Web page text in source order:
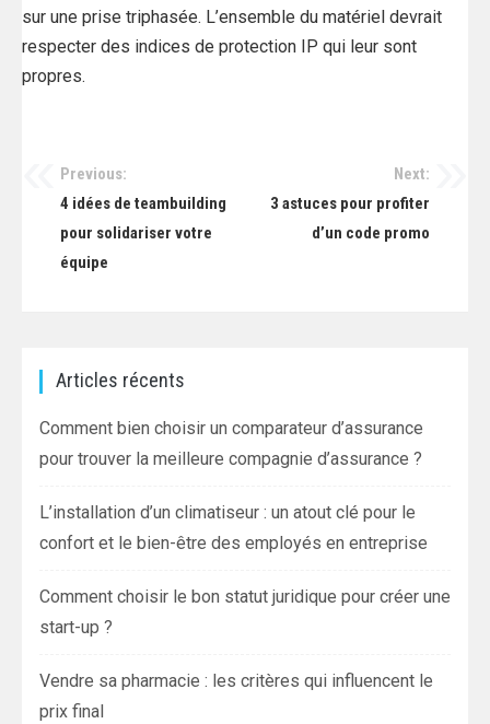
sur une prise triphasée. L’ensemble du matériel devrait
respecter des indices de protection IP qui leur sont
propres.
Navigation
l’article
Previous:
4 idées de teambuilding
pour solidariser votre
équipe
Next:
3 astuces pour profiter
d’un code promo
Articles récents
Comment bien choisir un comparateur d’assurance
pour trouver la meilleure compagnie d’assurance ?
L’installation d’un climatiseur : un atout clé pour le
confort et le bien-être des employés en entreprise
Comment choisir le bon statut juridique pour créer une
start-up ?
Vendre sa pharmacie : les critères qui influencent le
prix final